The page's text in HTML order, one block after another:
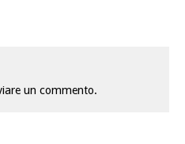
un commento.